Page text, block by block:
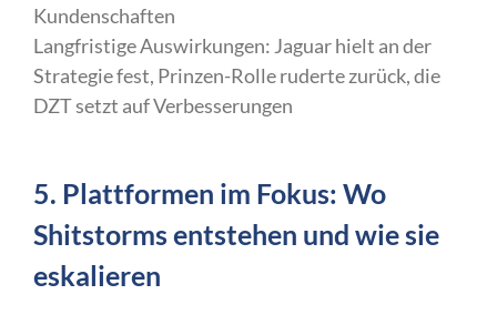
Kundenschaften
Langfristige Auswirkungen: Jaguar hielt an der
Strategie fest, Prinzen-Rolle ruderte zurück, die
DZT setzt auf Verbesserungen
5. Plattformen im Fokus: Wo
Shitstorms entstehen und wie sie
eskalieren